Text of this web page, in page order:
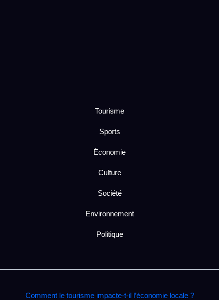
Tourisme
Sports
Économie
Culture
Société
Environnement
Politique
Comment le tourisme impacte‑t‑il l’économie locale ?